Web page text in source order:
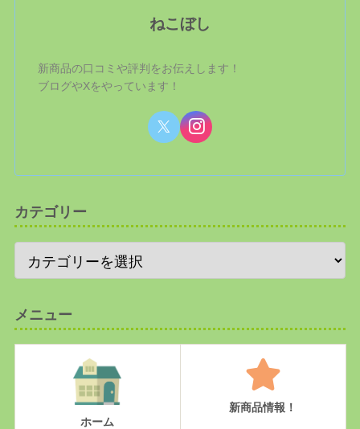
ねこぼし
新商品の口コミや評判をお伝えします！
ブログやXをやっています！
カテゴリー
メニュー
ホーム
新商品情報！